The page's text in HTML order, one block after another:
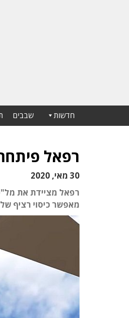
חדשות שבבים
רפאל
30 מאי, 2020
מאפשר כיסוי רציף